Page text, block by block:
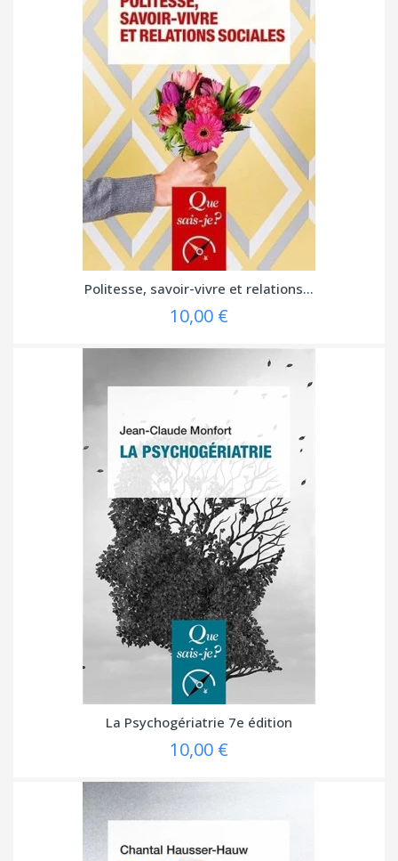
Politesse, savoir-vivre et relations...
10,00 €
La Psychogériatrie 7e édition
10,00 €